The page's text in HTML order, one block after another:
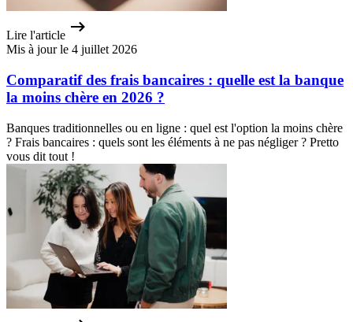
Lire l'article
Mis à jour le 4 juillet 2026
Comparatif des frais bancaires : quelle est la banque
la moins chère en 2026 ?
Banques traditionnelles ou en ligne : quel est l'option la moins chère
? Frais bancaires : quels sont les éléments à ne pas négliger ? Pretto
vous dit tout !